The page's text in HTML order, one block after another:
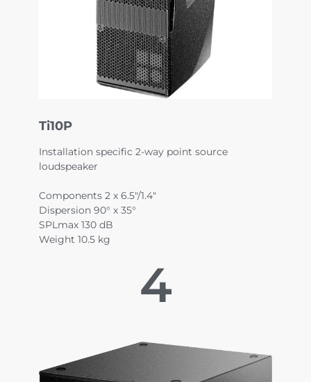
Ti10P
Installation specific 2-way point source
loudspeaker
Components 2 x 6.5"/1.4"
Dispersion 90° x 35°
SPLmax 130 dB
Weight 10.5 kg
4